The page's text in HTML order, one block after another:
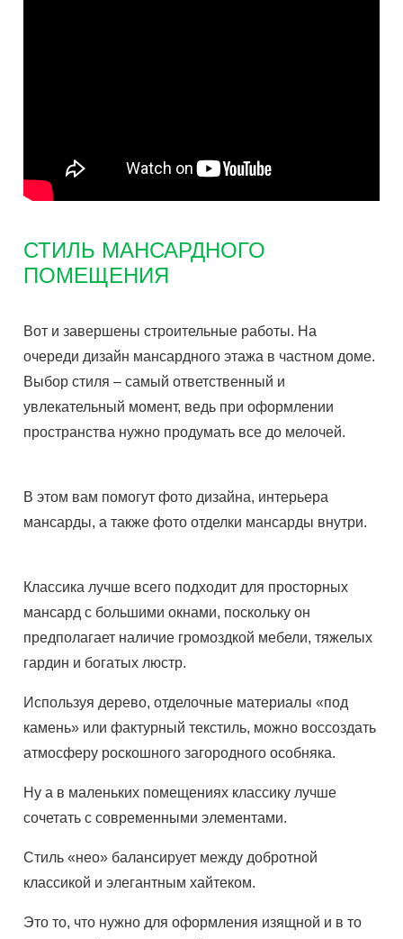
СТИЛЬ МАНСАРДНОГО
ПОМЕЩЕНИЯ
Вот и завершены строительные работы. На
очереди дизайн мансардного этажа в частном доме.
Выбор стиля – самый ответственный и
увлекательный момент, ведь при оформлении
пространства нужно продумать все до мелочей.
В этом вам помогут фото дизайна, интерьера
мансарды, а также фото отделки мансарды внутри.
Классика лучше всего подходит для просторных
мансард с большими окнами, поскольку он
предполагает наличие громоздкой мебели, тяжелых
гардин и богатых люстр.
Используя дерево, отделочные материалы «под
камень» или фактурный текстиль, можно воссоздать
атмосферу роскошного загородного особняка.
Ну а в маленьких помещениях классику лучше
сочетать с современными элементами.
Стиль «нео» балансирует между добротной
классикой и элегантным хайтеком.
Это то, что нужно для оформления изящной и в то